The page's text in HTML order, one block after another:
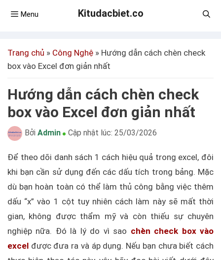
Kitudacbiet.co
Menu
Trang chủ » Công Nghệ » Hướng dẫn cách chèn check
box vào Excel đơn giản nhất
Hướng dẫn cách chèn check
box vào Excel đơn giản nhất
Bởi Admin Cập nhật lúc: 25/03/2026
Để theo dõi danh sách 1 cách hiệu quả trong excel, đôi
khi bạn cần sử dụng đến các dấu tích trong bảng. Mặc
dù bạn hoàn toàn có thể làm thủ công bằng việc thêm
dấu “x” vào 1 cột tuy nhiên cách làm này sẽ mất thời
gian, không được thẩm mỹ và còn thiếu sự chuyên
nghiệp nữa. Đó là lý do vì sao chèn check box vào
excel được đưa ra và áp dụng. Nếu bạn chưa biết cách